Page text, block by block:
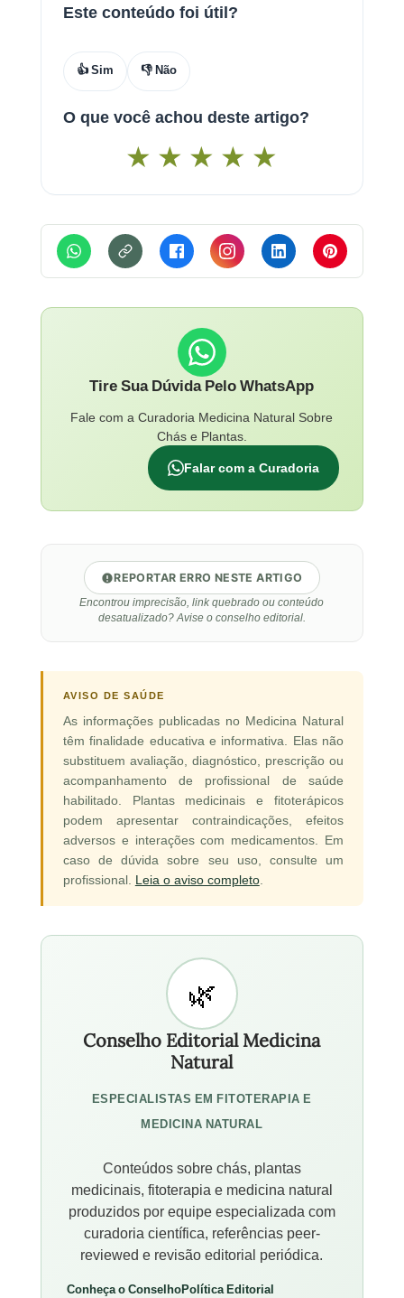
Este conteúdo foi útil?
👍 Sim 👎 Não
O que você achou deste artigo?
★ ★ ★ ★ ★
Tire Sua Dúvida Pelo WhatsApp
Fale com a Curadoria Medicina Natural Sobre
Chás e Plantas.
Falar com a Curadoria
REPORTAR ERRO NESTE ARTIGO
Encontrou imprecisão, link quebrado ou conteúdo
desatualizado? Avise o conselho editorial.
AVISO DE SAÚDE
As informações publicadas no Medicina Natural
têm finalidade educativa e informativa. Elas não
substituem avaliação, diagnóstico, prescrição ou
acompanhamento de profissional de saúde
habilitado. Plantas medicinais e fitoterápicos
podem apresentar contraindicações, efeitos
adversos e interações com medicamentos. Em
caso de dúvida sobre seu uso, consulte um
profissional. Leia o aviso completo.
Conselho Editorial Medicina
Natural
ESPECIALISTAS EM FITOTERAPIA E
MEDICINA NATURAL
Conteúdos sobre chás, plantas
medicinais, fitoterapia e medicina natural
produzidos por equipe especializada com
curadoria científica, referências peer-
reviewed e revisão editorial periódica.
Conheça o ConselhoPolítica Editorial